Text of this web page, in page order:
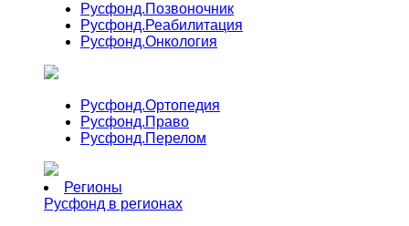
Русфонд.Позвоночник
Русфонд.Реабилитация
Русфонд.Онкология
Русфонд.Ортопедия
Русфонд.Право
Русфонд.Перелом
Регионы
Русфонд в регионах